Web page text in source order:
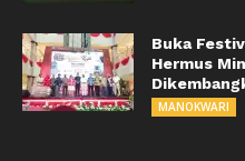
Buka
Hermus
MANOKWARI